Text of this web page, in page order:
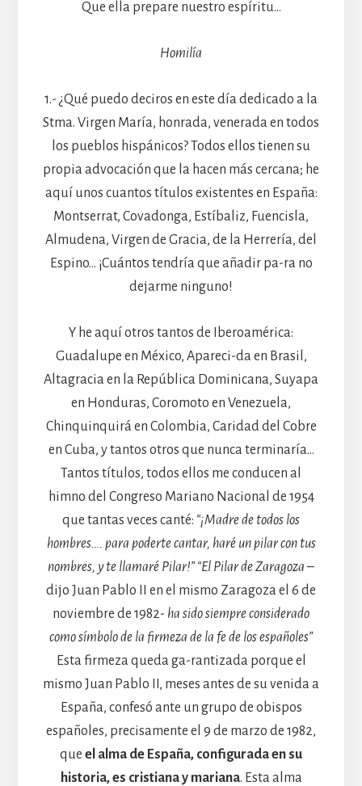
Que ella prepare nuestro espíritu…
Homilía
1.- ¿Qué puedo deciros en este día dedicado a la
Stma. Virgen María, honrada, venerada en todos
los pueblos hispánicos? Todos ellos tienen su
propia advocación que la hacen más cercana; he
aquí unos cuantos títulos existentes en España:
Montserrat, Covadonga, Estíbaliz, Fuencisla,
Almudena, Virgen de Gracia, de la Herrería, del
Espino… ¡Cuántos tendría que añadir pa-ra no
dejarme ninguno!
Y he aquí otros tantos de Iberoamérica:
Guadalupe en México, Apareci-da en Brasil,
Altagracia en la República Dominicana, Suyapa
en Honduras, Coromoto en Venezuela,
Chinquinquirá en Colombia, Caridad del Cobre
en Cuba, y tantos otros que nunca terminaría…
Tantos títulos, todos ellos me conducen al
himno del Congreso Mariano Nacional de 1954
que tantas veces canté: “¡Madre de todos los
hombres…. para poderte cantar, haré un pilar con tus
nombres, y te llamaré Pilar!” “El Pilar de Zaragoza –
dijo Juan Pablo II en el mismo Zaragoza el 6 de
noviembre de 1982- ha sido siempre considerado
como símbolo de la firmeza de la fe de los españoles”
Esta firmeza queda ga-rantizada porque el
mismo Juan Pablo II, meses antes de su venida a
España, confesó ante un grupo de obispos
españoles, precisamente el 9 de marzo de 1982,
que el alma de España, configurada en su
historia, es cristiana y mariana. Esta alma